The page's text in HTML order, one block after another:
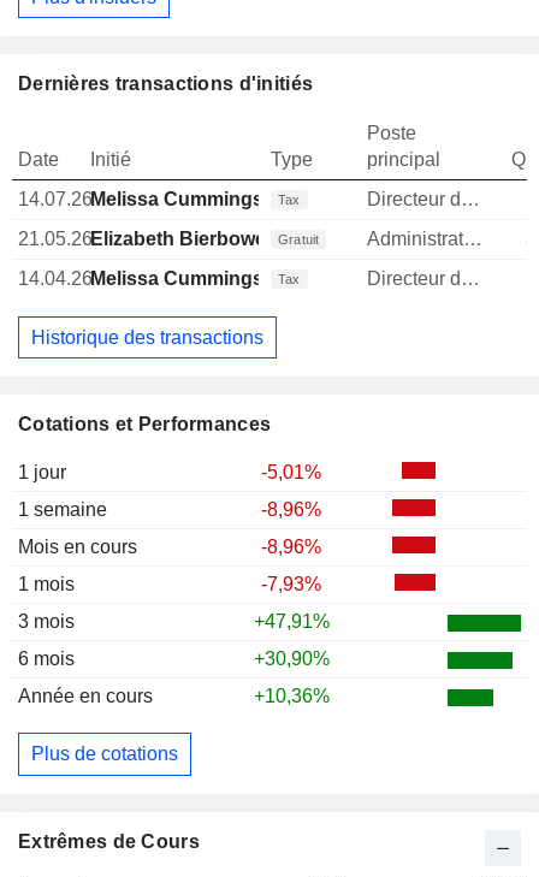
Cotations et Performances
1 jour
-5,01%
1 semaine
-8,96%
Mois en cours
-8,96%
1 mois
-7,93%
3 mois
+47,91%
6 mois
+30,90%
Année en cours
+10,36%
Plus de cotations
Extrêmes de Cours
Dernières transactions d'initiés
Date Initié Type
Poste
principal
14.07.26Melissa Cummings Tax Directeur des operations
21.05.26Elizabeth Bierbower Gratuit Administrateur
14.04.26Melissa Cummings Tax Directeur des operations
Historique des transactions